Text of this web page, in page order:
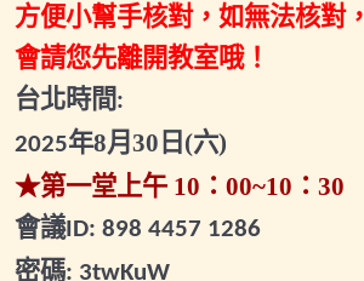
2025.10.08(三)財富班專屬直播
2025.10.30(四)小班輔導會議
2025.11.15(六)波段擬定策略專屬直播
2025.11.22(六)小班輔導會議
2025.12.02(二)小班輔導會議1
方便小幫手核對，如無法核對，
會請您先離開教室哦！
台北時間:
2025年8月 30 日(六)
★第一堂上午 10 ： 00~10 ： 30
會議ID: 898 4457 1286
密碼: 3twKuW